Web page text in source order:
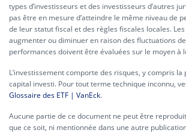
types d’investisseurs et des investisseurs d’autres
pas être en mesure d’atteindre le même niveau de
de leur statut fiscal et des règles fiscales locales.
augmenter ou diminuer en raison des fluctuations
performances doivent être évaluées sur le moyen à
L’investissement comporte des risques, y compris
capital investi. Pour tout terme technique inconnu,
Glossaire des ETF | VanEck.
Aucune partie de ce document ne peut être
que ce soit, ni mentionnée dans une autre